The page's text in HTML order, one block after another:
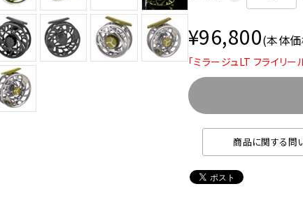
¥96,800(本体
「ミラージュLT フライリー
商品に関する問